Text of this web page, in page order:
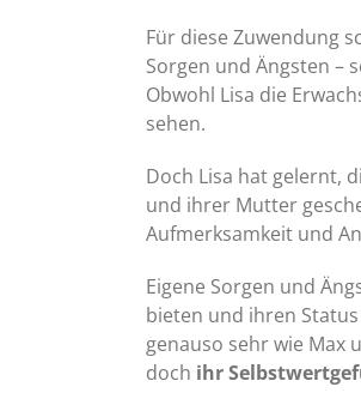
Für diese Zuwendung
Sorgen und Ängsten –
Obwohl Lisa die
sehen.
Doch Lisa hat gelernt,
und ihrer Mutter
Aufmerksamkeit und
Eigene Sorgen und
bieten und ihren
genauso sehr wie Max
doch ihr